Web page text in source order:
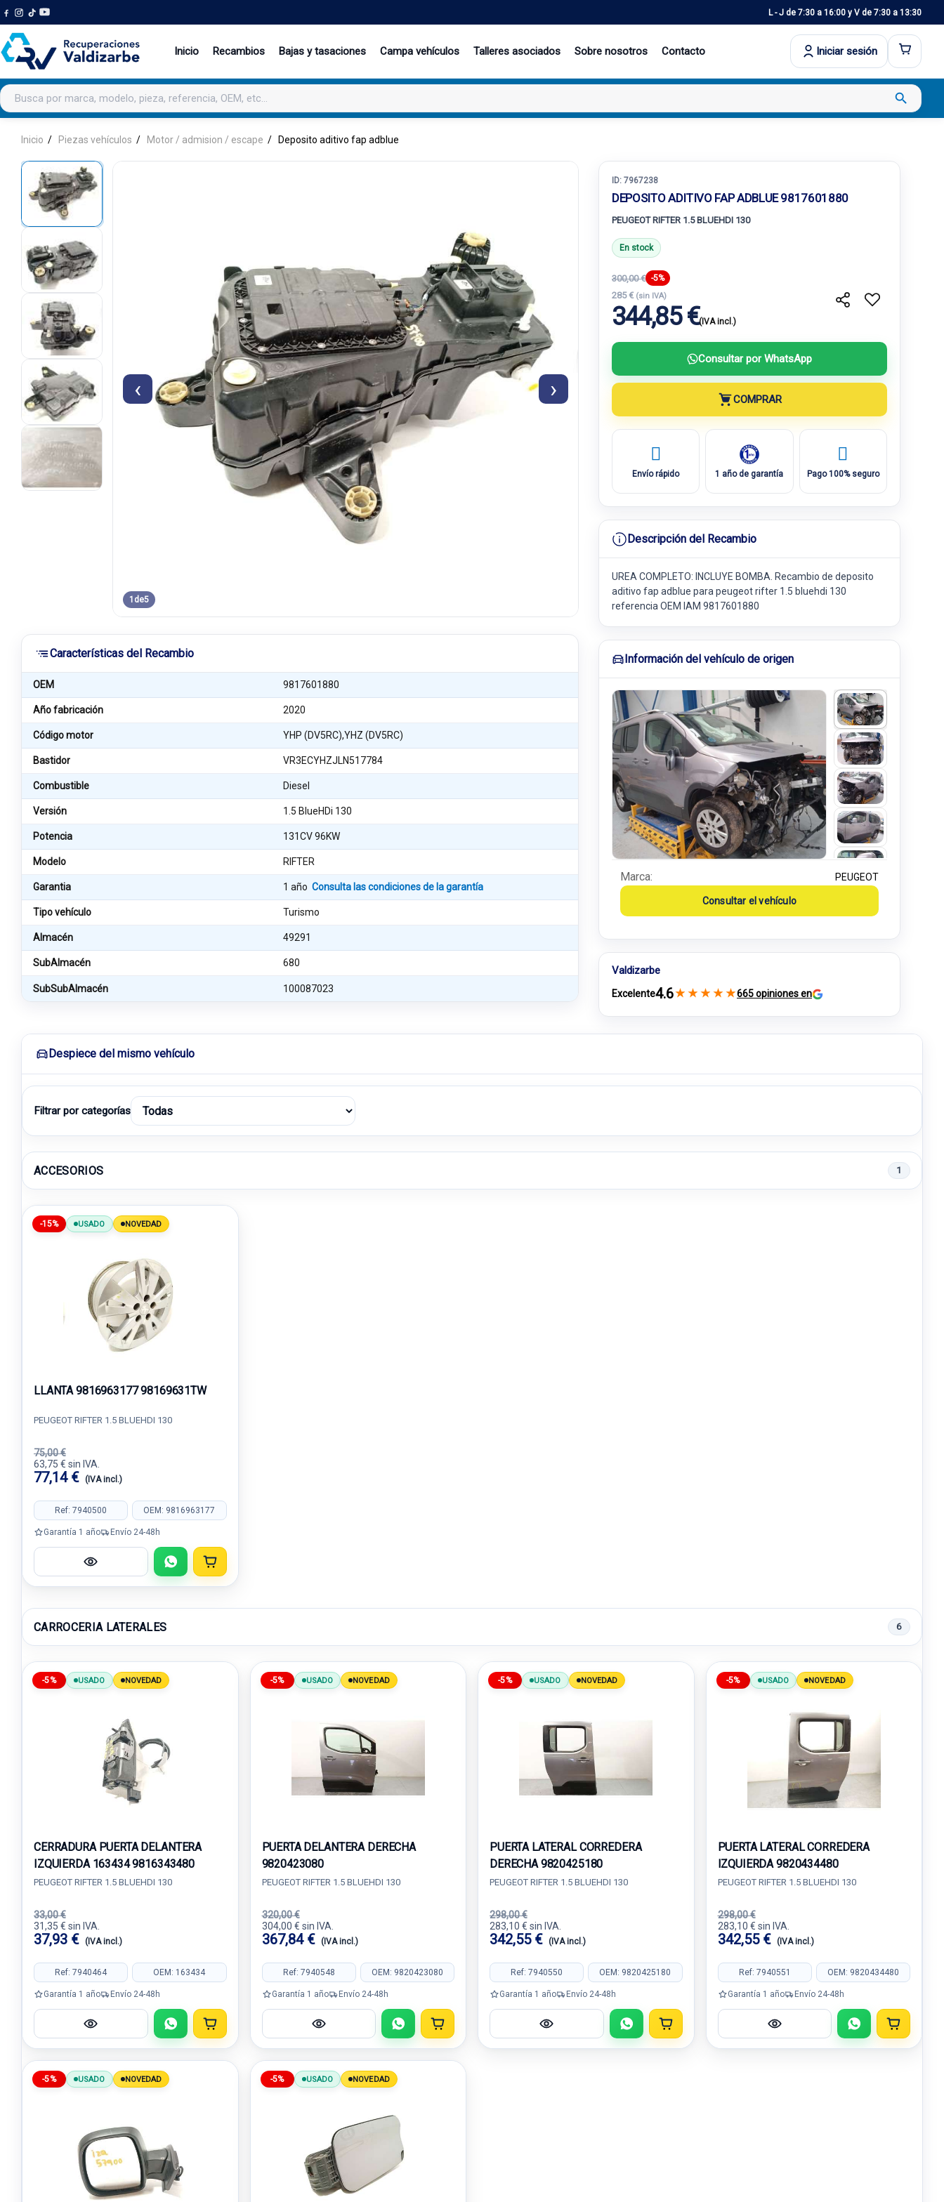
L - J de 7:30 a 16:00 y V de 7:30 a 13:30
Inicio Recambios Bajas y tasaciones Campa vehículos Talleres asociados Sobre nosotros Contacto Iniciar sesión
Buscar productos search
Inicio Piezas vehículos Motor / admision / escape Deposito aditivo fap adblue
‹ ›
1 de5
Características del Recambio
OEM 9817601880
Año fabricación 2020
Código motor YHP (DV5RC),YHZ (DV5RC)
Bastidor VR3ECYHZJLN517784
Combustible Diesel
Versión 1.5 BlueHDi 130
Potencia 131CV 96KW
Modelo RIFTER
Garantia 1 añoConsulta las condiciones de la garantía
Tipo vehículo Turismo
Almacén 49291
SubAlmacén 680
SubSubAlmacén 100087023
ID: 7967238
DEPOSITO ADITIVO FAP ADBLUE 9817601880
PEUGEOT RIFTER 1.5 BLUEHDI 130
En stock
300,00 € -5%
285 € (sin IVA)
344,85 €(IVA incl.)
Consultar por WhatsApp
COMPRAR
Envío rápido 1 año de garantía Pago 100% seguro
Descripción del Recambio
UREA COMPLETO: INCLUYE BOMBA. Recambio de deposito
aditivo fap adblue para peugeot rifter 1.5 bluehdi 130
referencia OEM IAM 9817601880
Información del vehículo de origen
Marca: PEUGEOT
Consultar el vehículo
Valdizarbe
Excelente4.6★ ★ ★ ★ ★665 opiniones en
Despiece del mismo vehículo
Filtrar por categorías
ACCESORIOS 1
-15% USADO NOVEDAD
LLANTA 9816963177 98169631TW
PEUGEOT RIFTER 1.5 BLUEHDI 130
75,00 €
63,75 € sin IVA.
77,14 € (IVA incl.)
Ref: 7940500 OEM: 9816963177
Garantía 1 año Envío 24-48h
CARROCERIA LATERALES 6
-5% USADO NOVEDAD
CERRADURA PUERTA DELANTERA
IZQUIERDA 163434 9816343480
PEUGEOT RIFTER 1.5 BLUEHDI 130
33,00 €
31,35 € sin IVA.
37,93 € (IVA incl.)
Ref: 7940464 OEM: 163434
Garantía 1 año Envío 24-48h
-5% USADO NOVEDAD
PUERTA DELANTERA DERECHA
9820423080
PEUGEOT RIFTER 1.5 BLUEHDI 130
320,00 €
304,00 € sin IVA.
367,84 € (IVA incl.)
Ref: 7940548 OEM: 9820423080
Garantía 1 año Envío 24-48h
-5% USADO NOVEDAD
PUERTA LATERAL CORREDERA
DERECHA 9820425180
PEUGEOT RIFTER 1.5 BLUEHDI 130
298,00 €
283,10 € sin IVA.
342,55 € (IVA incl.)
Ref: 7940550 OEM: 9820425180
Garantía 1 año Envío 24-48h
-5% USADO NOVEDAD
PUERTA LATERAL CORREDERA
IZQUIERDA 9820434480
PEUGEOT RIFTER 1.5 BLUEHDI 130
298,00 €
283,10 € sin IVA.
342,55 € (IVA incl.)
Ref: 7940551 OEM: 9820434480
Garantía 1 año Envío 24-48h
-5% USADO NOVEDAD -5% USADO NOVEDAD